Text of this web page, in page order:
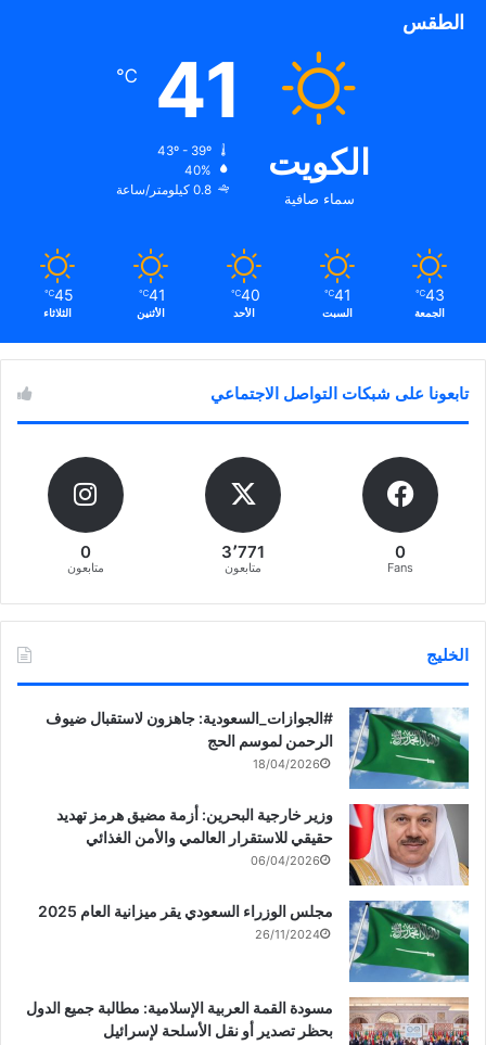
الطقس
الكويت
سماء صافية
41
℃
40%
0.8 كيلومتر/ساعة
43
℃
الجمعة
41
℃
السبت
40
℃
الأحد
41
℃
الأثنين
45
℃
الثلاثاء
تابعونا على شبكات التواصل الاجتماعي
0
Fans
3٬771
متابعون
0
متابعون
الخليج
‏‎#الجوازات_السعودية: جاهزون لاستقبال ضيوف
الرحمن لموسم الحج
18/04/2026
وزير خارجية البحرين: أزمة مضيق هرمز تهديد
حقيقي للاستقرار العالمي والأمن الغذائي
06/04/2026
مجلس الوزراء السعودي يقر ميزانية العام 2025
26/11/2024
مسودة القمة العربية الإسلامية: مطالبة جميع الدول
بحظر تصدير أو نقل الأسلحة لإسرائيل